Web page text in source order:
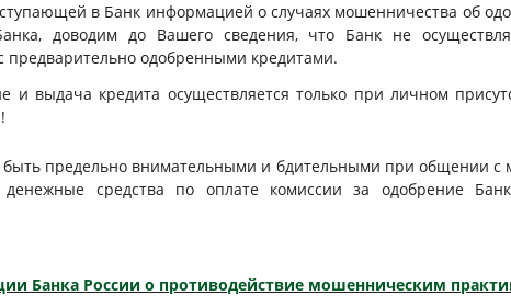
в Банк информацией о случаях мошенничества об
доводим до Вашего сведения, что Банк не
предварительно одобренными кредитами.
и выдача кредита осуществляется только при личном
быть предельно внимательными и бдительными при общении
денежные средства по оплате комиссии за одобрение
Банка России о противодействие мошенническим